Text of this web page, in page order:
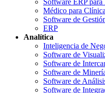
Médico para
Software de
ERP
Analítica
Inteligencia de
Software de
Software de
Software de
Software de
Software de